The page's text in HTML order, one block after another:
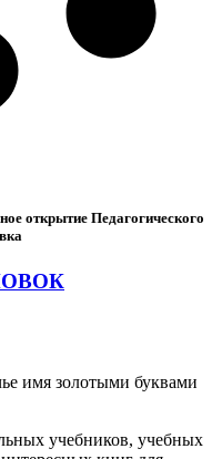
открытие Педагогического
имя золотыми буквами
учебников, учебных